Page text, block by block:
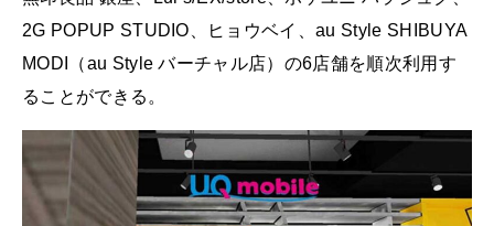
2G POPUP STUDIO、ヒョウベイ、au Style SHIBUYA
MODI（au Style バーチャル店）の6店舗を順次利用す
ることができる。